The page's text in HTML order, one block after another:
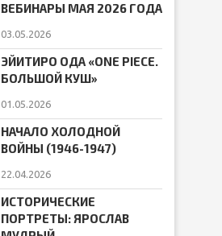
ВЕБИНАРЫ МАЯ 2026 ГОДА
03.05.2026
ЭЙИТИРО ОДА «ONE PIECE.
БОЛЬШОЙ КУШ»
01.05.2026
НАЧАЛО ХОЛОДНОЙ
ВОЙНЫ (1946-1947)
22.04.2026
ИСТОРИЧЕСКИЕ
ПОРТРЕТЫ: ЯРОСЛАВ